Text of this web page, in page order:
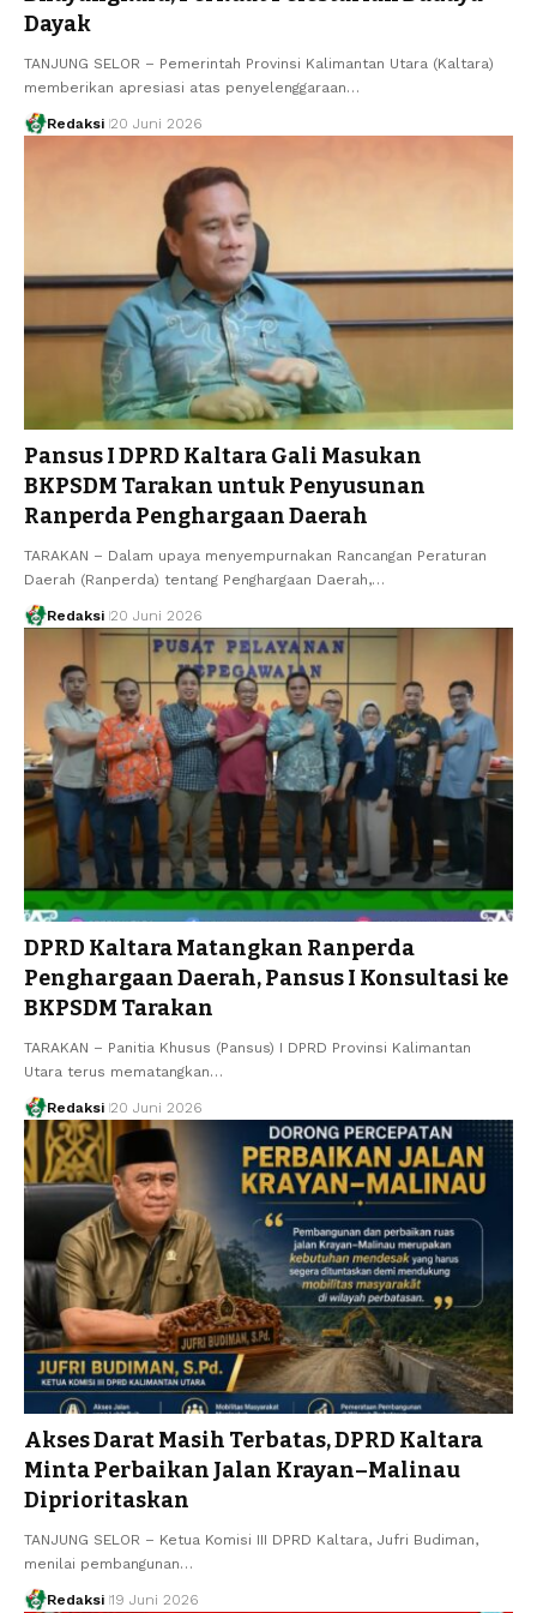
Dayak
TANJUNG SELOR – Pemerintah Provinsi Kalimantan Utara (Kaltara)
memberikan apresiasi atas penyelenggaraan…
Redaksi 20 Juni 2026
Pansus I DPRD Kaltara Gali Masukan
BKPSDM Tarakan untuk Penyusunan
Ranperda Penghargaan Daerah
TARAKAN – Dalam upaya menyempurnakan Rancangan Peraturan
Daerah (Ranperda) tentang Penghargaan Daerah,…
Redaksi 20 Juni 2026
DPRD Kaltara Matangkan Ranperda
Penghargaan Daerah, Pansus I Konsultasi ke
BKPSDM Tarakan
TARAKAN – Panitia Khusus (Pansus) I DPRD Provinsi Kalimantan
Utara terus mematangkan…
Redaksi 20 Juni 2026
Akses Darat Masih Terbatas, DPRD Kaltara
Minta Perbaikan Jalan Krayan–Malinau
Diprioritaskan
TANJUNG SELOR – Ketua Komisi III DPRD Kaltara, Jufri Budiman,
menilai pembangunan…
Redaksi 19 Juni 2026